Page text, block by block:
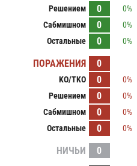
Решением
0
0%
Сабмишном
0
0%
Остальные
0 0%
ПОРАЖЕНИЯ 0
KO/TKO 0
0%
Решением
0
0%
Сабмишном
0
0%
Остальные
0 0%
НИЧЬИ
0